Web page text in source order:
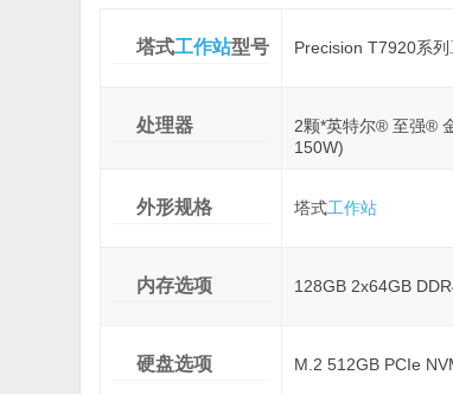
塔式工作站型号 Precision T7920系列
处理器
2颗*英特尔® 至强®
150W)
外形规格 塔式工作站
内存选项 128GB 2x64GB
硬盘选项 M.2 512GB PCIe